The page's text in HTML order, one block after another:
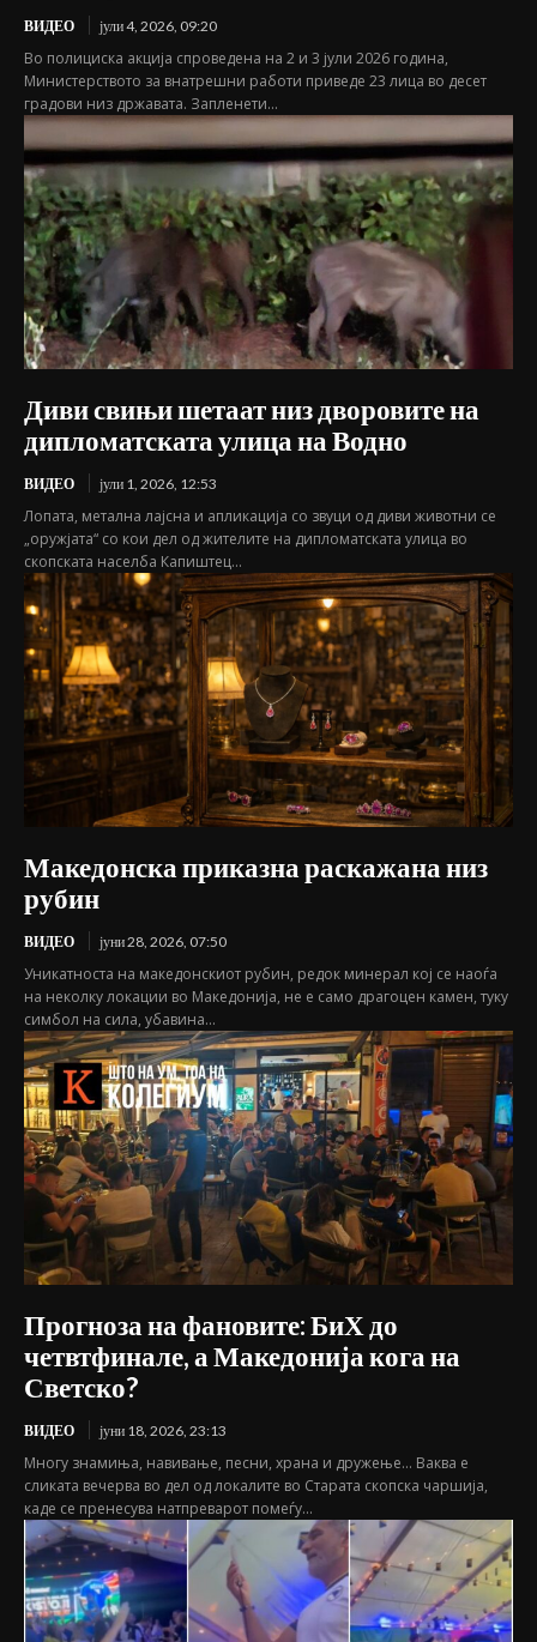
ВИДЕО јули 4, 2026, 09:20
Во полициска акција спроведена на 2 и 3 јули 2026 година,
Министерството за внатрешни работи приведе 23 лица во десет
градови низ државата. Запленети...
Диви свињи шетаат низ дворовите на
дипломатската улица на Водно
ВИДЕО јули 1, 2026, 12:53
Лопата, метална лајсна и апликација со звуци од диви животни се
„оружјата“ со кои дел од жителите на дипломатската улица во
скопската населба Капиштец...
Македонска приказна раскажана низ
рубин
ВИДЕО јуни 28, 2026, 07:50
Уникатноста на македонскиот рубин, редок минерал кој се наоѓа
на неколку локации во Македонија, не е само драгоцен камен, туку
симбол на сила, убавина...
Прогноза на фановите: БиХ до
четвтфинале, а Македонија кога на
Светско?
ВИДЕО јуни 18, 2026, 23:13
Многу знамиња, навивање, песни, храна и дружење... Ваква е
сликата вечерва во дел од локалите во Старата скопска чаршија,
каде се пренесува натпреварот помеѓу...